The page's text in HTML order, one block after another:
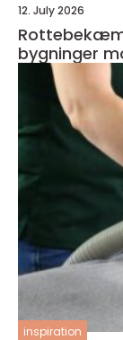
12. July 2026
bygninger
inspiration